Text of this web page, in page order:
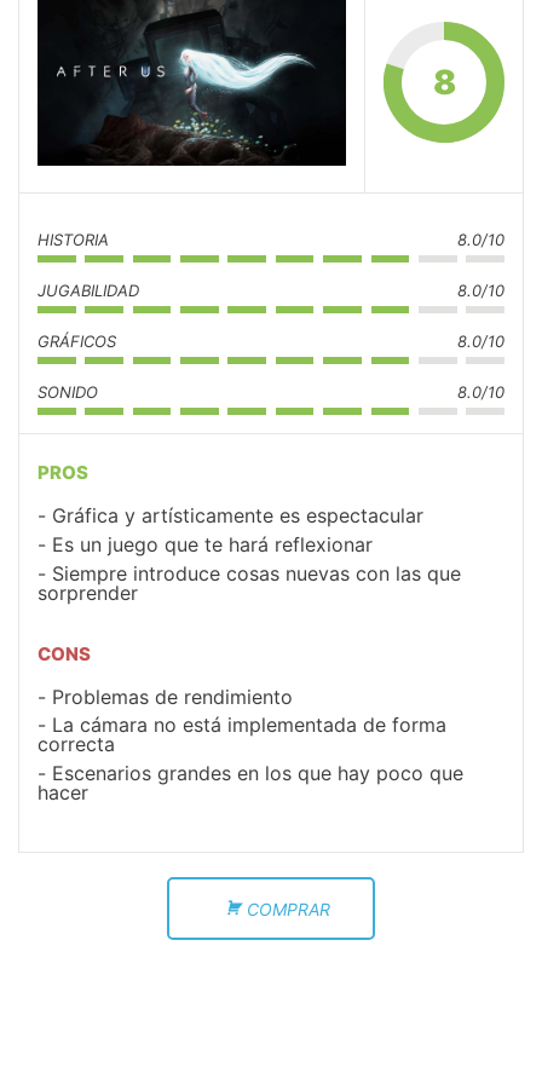
8
HISTORIA 8.0/10
JUGABILIDAD 8.0/10
GRÁFICOS 8.0/10
SONIDO 8.0/10
PROS
Gráfica y artísticamente es espectacular
Es un juego que te hará reflexionar
Siempre introduce cosas nuevas con las que
sorprender
CONS
Problemas de rendimiento
La cámara no está implementada de forma
correcta
Escenarios grandes en los que hay poco que
hacer
COMPRAR